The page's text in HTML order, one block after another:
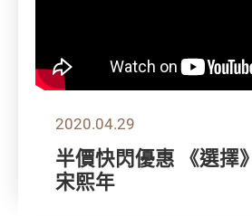
2020.04.29
半價快閃優惠 《選擇
宋熙年